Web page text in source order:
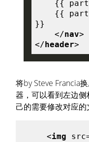
</nav>
</ header>
将by Steve Francia
器，可以看到左边
己的需要修改对应的
<img src